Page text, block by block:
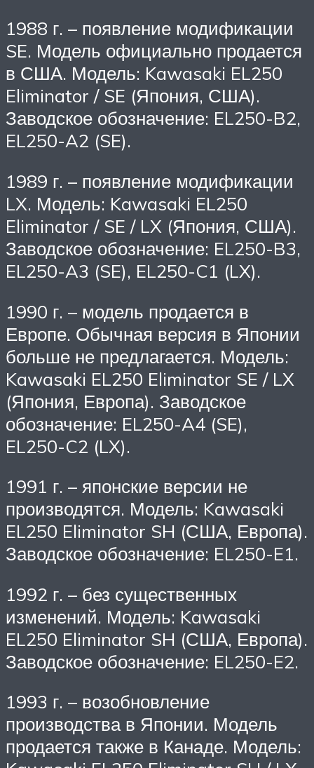
1988 г. – появление модификации
SE. Модель официально продается
в США. Модель: Kawasaki EL250
Eliminator / SE (Япония, США).
Заводское обозначение: EL250-B2,
EL250-A2 (SE).
1989 г. – появление модификации
LX. Модель: Kawasaki EL250
Eliminator / SE / LX (Япония, США).
Заводское обозначение: EL250-B3,
EL250-A3 (SE), EL250-C1 (LX).
1990 г. – модель продается в
Европе. Обычная версия в Японии
больше не предлагается. Модель:
Kawasaki EL250 Eliminator SE / LX
(Япония, Европа). Заводское
обозначение: EL250-A4 (SE),
EL250-C2 (LX).
1991 г. – японские версии не
производятся. Модель: Kawasaki
EL250 Eliminator SH (США, Европа).
Заводское обозначение: EL250-E1.
1992 г. – без существенных
изменений. Модель: Kawasaki
EL250 Eliminator SH (США, Европа).
Заводское обозначение: EL250-E2.
1993 г. – возобновление
производства в Японии. Модель
продается также в Канаде. Модель: